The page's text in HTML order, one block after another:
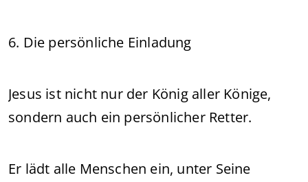
6. Die persönliche Einladung
Jesus ist nicht nur der König aller Könige,
sondern auch ein persönlicher Retter.
Er lädt alle Menschen ein, unter Seine